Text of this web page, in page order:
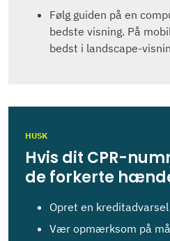
Følg guiden på en
bedste visning. På
bedst i landscape-
HUSK
Hvis dit CPR-
de forkerte
Opret en
Vær opmærksom på